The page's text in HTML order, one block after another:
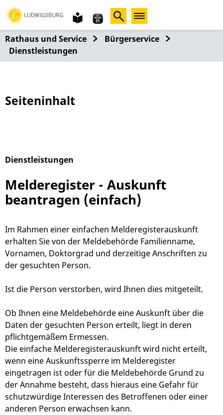
Gebärdensprache
leichte
Sprache
Rathaus und Service
Bürgerservice
Dienstleistungen
Seiteninhalt
Dienstleistungen
Melderegister - Auskunft
beantragen (einfach)
Im Rahmen einer einfachen Melderegisterauskunft
erhalten Sie von der Meldebehörde Familienname,
Vornamen, Doktorgrad und derzeitige Anschriften zu
der gesuchten Person.
Ist die Person verstorben, wird Ihnen dies mitgeteilt.
Ob Ihnen eine Meldebehörde eine Auskunft über die
Daten der gesuchten Person erteilt, liegt in deren
pflichtgemäßem Ermessen.
Die einfache Melderegisterauskunft wird nicht erteilt,
wenn eine Auskunftssperre im Melderegister
eingetragen ist oder für die Meldebehörde Grund zu
der Annahme besteht, dass hieraus eine Gefahr für
schutzwürdige Interessen des Betroffenen oder einer
anderen Person erwachsen kann.